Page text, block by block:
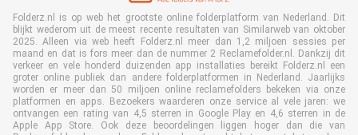
Folderz.nl is op web het grootste online folderplatform van Nederland. Dit
blijkt wederom uit de meest recente resultaten van Similarweb van oktober
2025. Alleen via web heeft Folderz.nl meer dan 1,2 miljoen sessies per
maand en dat is fors meer dan de nummer 2 Reclamefolder.nl. Dankzij dit
verkeer en vele honderd duizenden app installaties bereikt Folderz.nl een
groter online publiek dan andere folderplatformen in Nederland. Jaarlijks
worden er meer dan 50 miljoen online reclamefolders bekeken via onze
platformen en apps. Bezoekers waarderen onze service al vele jaren: we
ontvangen een rating van 4,5 sterren in Google Play en 4,6 sterren in de
Apple App Store. Ook deze beoordelingen liggen hoger dan die van